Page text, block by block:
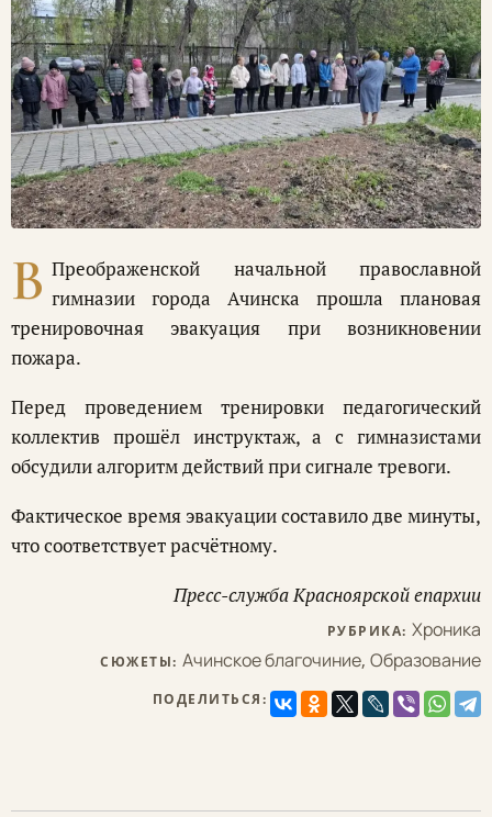
В Преображенской начальной православной
гимназии города Ачинска прошла плановая
тренировочная эвакуация при возникновении
пожара.
Перед проведением тренировки педагогический
коллектив прошёл инструктаж, а с гимназистами
обсудили алгоритм действий при сигнале тревоги.
Фактическое время эвакуации составило две минуты,
что соответствует расчётному.
Пресс-служба Красноярской епархии
РУБРИКА: Хроника
СЮЖЕТЫ: Ачинское благочиние, Образование
ПОДЕЛИТЬСЯ: